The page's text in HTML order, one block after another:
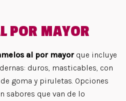
POR MAYOR
al por mayorque incluye
duros, masticables, con
goma y piruletas. Opciones
sabores que van de lo